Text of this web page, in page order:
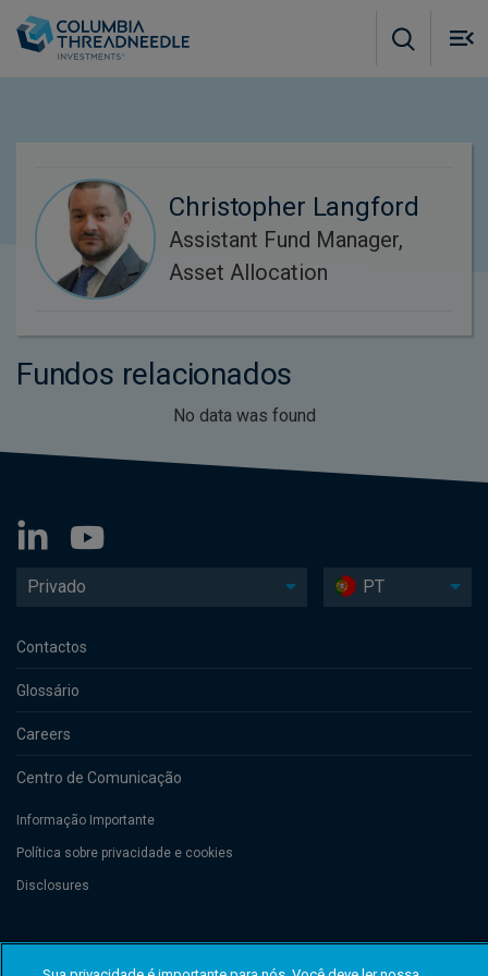
Christopher Langford
Assistant Fund Manager,
Asset Allocation
Fundos relacionados
No data was found
Privado PT
Contactos
Glossário
Careers
Centro de Comunicação
Informação Importante
Política sobre privacidade e cookies
Disclosures
de Commerce et des Sociétés (Luxembourg), No. B 110242 and/or